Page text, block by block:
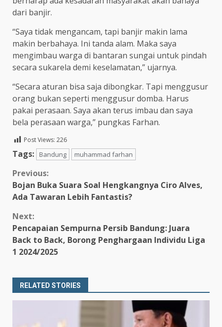
dari banjir.
“Saya tidak mengancam, tapi banjir makin lama
makin berbahaya. Ini tanda alam. Maka saya
mengimbau warga di bantaran sungai untuk pindah
secara sukarela demi keselamatan,” ujarnya.
“Secara aturan bisa saja dibongkar. Tapi menggusur
orang bukan seperti menggusur domba. Harus
pakai perasaan. Saya akan terus imbau dan saya
bela perasaan warga,” pungkas Farhan.
Post Views: 226
Tags: Bandung muhammad farhan
Continue
Reading
Previous:
Bojan Buka Suara Soal Hengkangnya Ciro Alves,
Ada Tawaran Lebih Fantastis?
Next:
Pencapaian Sempurna Persib Bandung: Juara
Back to Back, Borong Penghargaan Individu Liga
1 2024/2025
RELATED STORIES